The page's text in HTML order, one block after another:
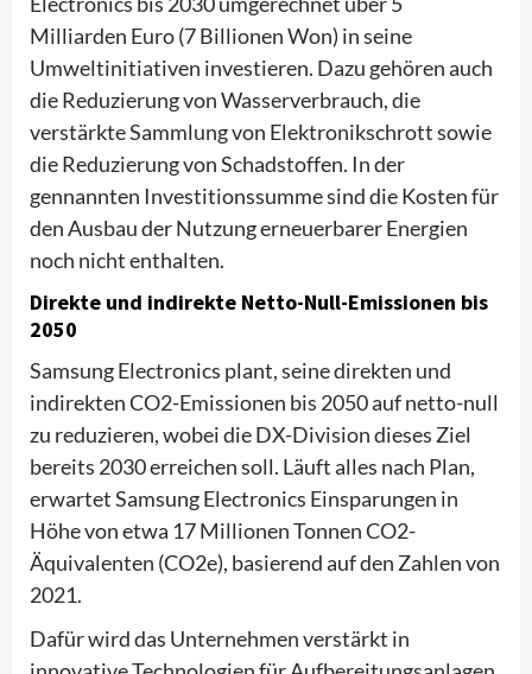
Milliarden Euro (7 Billionen Won) in seine
Umweltinitiativen investieren. Dazu gehören auch
die Reduzierung von Wasserverbrauch, die
verstärkte Sammlung von Elektronikschrott sowie
die Reduzierung von Schadstoffen. In der
gennannten Investitionssumme sind die Kosten für
den Ausbau der Nutzung erneuerbarer Energien
noch nicht enthalten.
Direkte und indirekte Netto-Null-Emissionen bis
2050
Samsung Electronics plant, seine direkten und
indirekten CO2-Emissionen bis 2050 auf netto-null
zu reduzieren, wobei die DX-Division dieses Ziel
bereits 2030 erreichen soll. Läuft alles nach Plan,
erwartet Samsung Electronics Einsparungen in
Höhe von etwa 17 Millionen Tonnen CO2-
Äquivalenten (CO2e), basierend auf den Zahlen von
2021.
Dafür wird das Unternehmen verstärkt in